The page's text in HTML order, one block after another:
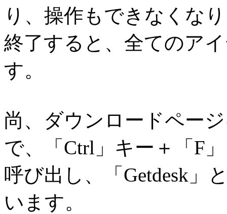
り、操作もできなくな
終了すると、全てのア
す。
尚、ダウンロードペー
で、「Ctrl」キー＋「F
呼び出し、「Getdesk」
います。